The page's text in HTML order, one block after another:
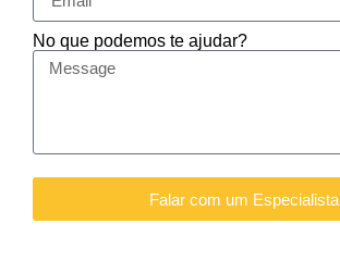
No que podemos te ajudar?
Falar com um Especialista